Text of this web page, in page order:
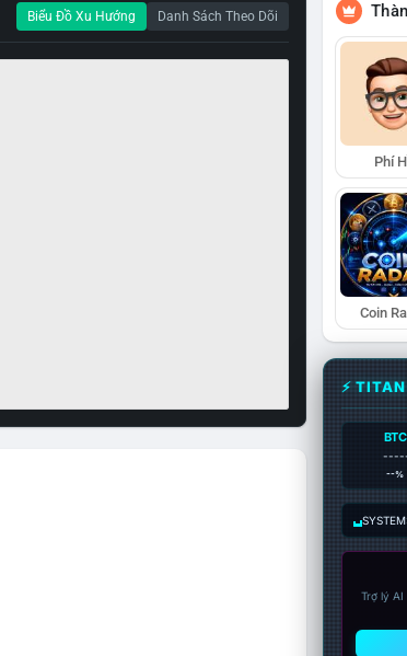
Biểu Đồ Xu Hướng Danh Sách Theo Dõi
Phí
Coin
⚡
BTC
--%
Trợ lý